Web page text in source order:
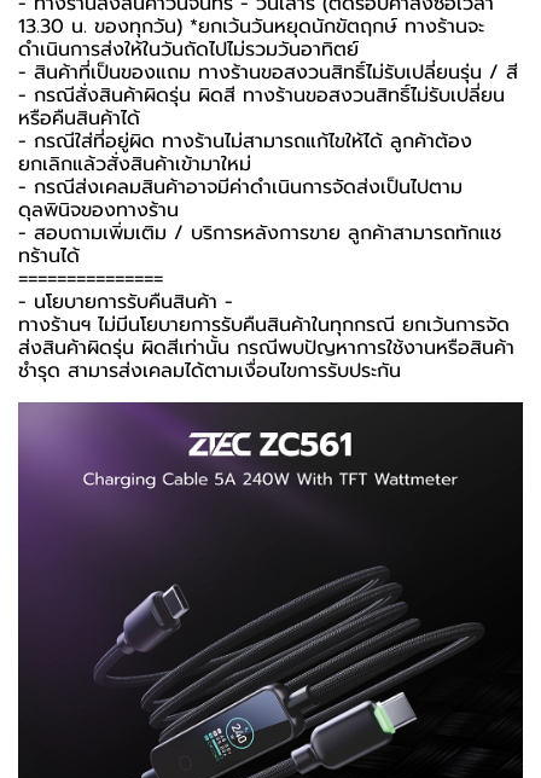
13.30 น. ของทุกวัน) *ยกเว้นวันหยุดนักขัตฤกษ์ ทางร้านจะ
ดำเนินการส่งให้ในวันถัดไปไม่รวมวันอาทิตย์
- สินค้าที่เป็นของแถม ทางร้านขอสงวนสิทธิ์ไม่รับเปลี่ยนรุ่น / สี
- กรณีสั่งสินค้าผิดรุ่น ผิดสี ทางร้านขอสงวนสิทธิ์ไม่รับเปลี่ยน
หรือคืนสินค้าได้
- กรณีใส่ที่อยู่ผิด ทางร้านไม่สามารถแก้ไขให้ได้ ลูกค้าต้อง
ยกเลิกแล้วสั่งสินค้าเข้ามาใหม่
- กรณีส่งเคลมสินค้าอาจมีค่าดำเนินการจัดส่งเป็นไปตาม
ดุลพินิจของทางร้าน
- สอบถามเพิ่มเติม / บริการหลังการขาย ลูกค้าสามารถทักแช
ทร้านได้
===============
-️ นโยบายการรับคืนสินค้า -️
ทางร้านฯ ไม่มีนโยบายการรับคืนสินค้าในทุกกรณี ยกเว้นการจัด
ส่งสินค้าผิดรุ่น ผิดสีเท่านั้น กรณีพบปัญหาการใช้งานหรือสินค้า
ชำรุด สามารส่งเคลมได้ตามเงื่อนไขการรับประกัน